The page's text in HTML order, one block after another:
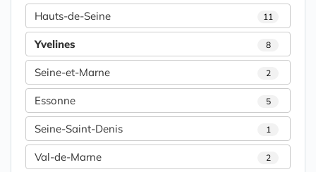
Hauts-de-Seine 11
Yvelines 8
Seine-et-Marne 2
Essonne 5
Seine-Saint-Denis 1
Val-de-Marne 2